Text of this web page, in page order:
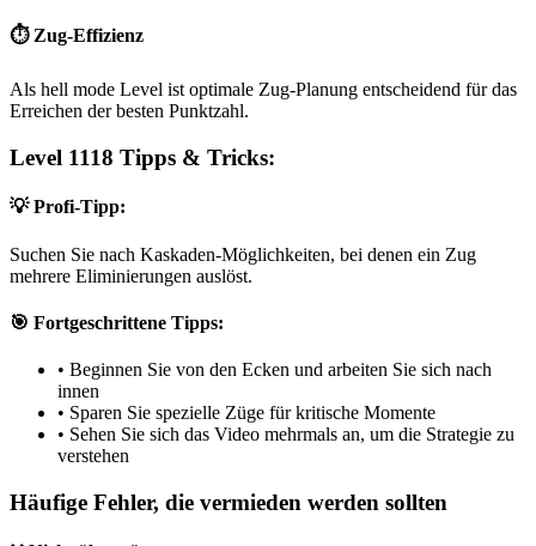
⏱️ Zug-Effizienz
Als hell mode Level ist optimale Zug-Planung entscheidend für das
Erreichen der besten Punktzahl.
Level 1118 Tipps & Tricks:
💡 Profi-Tipp:
Suchen Sie nach Kaskaden-Möglichkeiten, bei denen ein Zug
mehrere Eliminierungen auslöst.
🎯 Fortgeschrittene Tipps:
• Beginnen Sie von den Ecken und arbeiten Sie sich nach
innen
• Sparen Sie spezielle Züge für kritische Momente
• Sehen Sie sich das Video mehrmals an, um die Strategie zu
verstehen
Häufige Fehler, die vermieden werden sollten